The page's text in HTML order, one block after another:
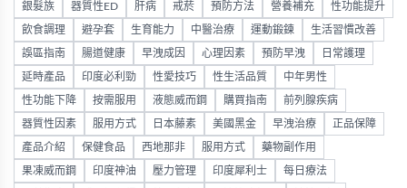
銀髮族 器質性ED 肝病 戒菸 預防方法 營養補充 性功能提升
飲食調理 避孕套 生育能力 中醫治療 運動鍛鍊 生活習慣改善
誤區指南 腸道健康 早洩成因 心理因素 預防早洩 日常護理
延時產品 印度必利勁 性愛技巧 性生活品質 中年男性
性功能下降 按需服用 液態威而鋼 購買指南 前列腺疾病
器質性因素 服用方式 日本藤素 美國黑金 早洩治療 正品保障
產品介紹 保健食品 西地那非 服用方式 藥物副作用
果凍威而鋼 印度神油 壓力管理 印度犀利士 每日療法